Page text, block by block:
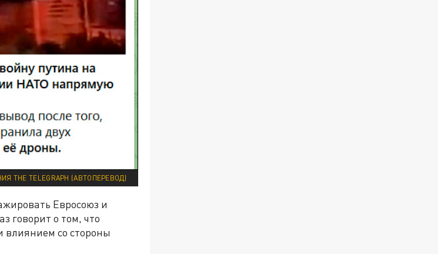
THE TELEGRAPH (АВТОПЕРЕВОД)
Евросоюз и
говорит о том, что
со стороны